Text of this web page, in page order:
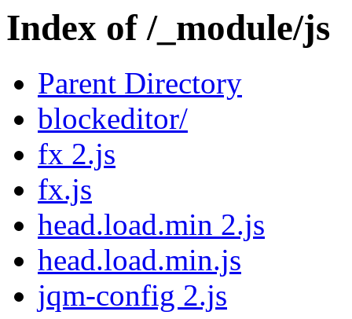
Index of /_module/js
Parent Directory
blockeditor/
fx 2.js
fx.js
head.load.min 2.js
head.load.min.js
jqm-config 2.js